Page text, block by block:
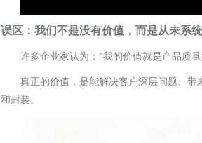
误区：我们不是没有价值，而是从未系
许多企业家认为： “我的价值就是产品质
真正的价值，是能解决客户深层问题、
和封装。